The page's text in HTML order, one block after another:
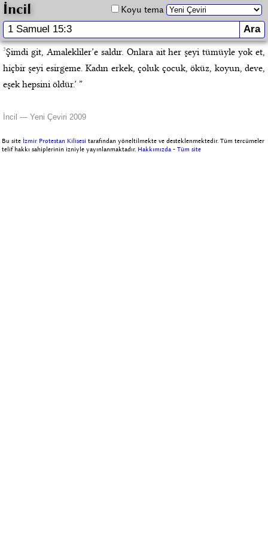
İncil Koyu tema
3Şimdi git, Amalekliler’e saldır. Onlara ait her şeyi tümüyle yok et,
hiçbir şeyi esirgeme. Kadın erkek, çoluk çocuk, öküz, koyun, deve,
eşek hepsini öldür.’ ”
İncil — Yeni Çeviri 2009
Bu site İzmir Protestan Kilisesi tarafından yöneltilmekte ve desteklenmektedir. Tüm tercümeler
telif hakkı sahiplerinin izniyle yayınlanmaktadır. Hakkımızda -Tüm site